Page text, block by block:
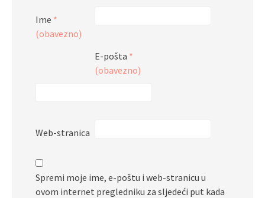
Ime *
(obavezno)
E-pošta *
(obavezno)
Web-stranica
Spremi moje ime, e-poštu i web-stranicu u
ovom internet pregledniku za sljedeći put kada